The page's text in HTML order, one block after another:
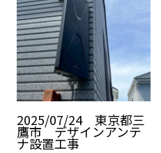
2025/07/24 東京都三
鷹市 デザインアンテ
ナ設置工事